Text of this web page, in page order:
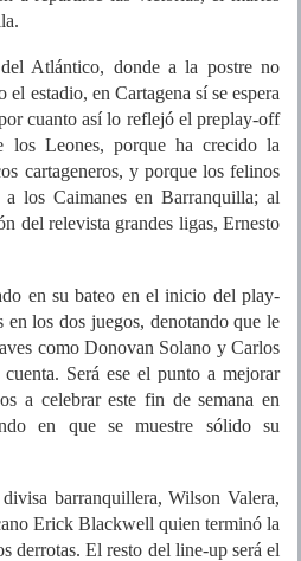
Atlántico, donde a la postre no
estadio, en Cartagena sí se espera
cuanto así lo reflejó el preplay-off
los Leones, porque ha crecido la
cartageneros, y porque los felinos
los Caimanes en Barranquilla; al
del relevista grandes ligas, Ernesto
en su bateo en el inicio del play-
en los dos juegos, denotando que le
como Donovan Solano y Carlos
Será ese el punto a mejorar
a celebrar este fin de semana en
en que se muestre sólido su
barranquillera, Wilson Valera,
Erick Blackwell quien terminó la
derrotas. El resto del line-up será el